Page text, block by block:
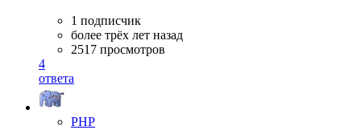
1 подписчик
более трёх лет назад
2517 просмотров
4
ответа
PHP